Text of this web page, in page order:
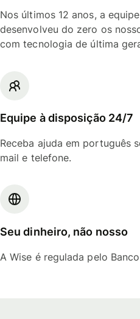
Nos últimos 12 anos, a
desenvolveu do zero os
com tecnologia de última
Equipe à disposição 24/7
Receba ajuda em português
mail e telefone.
Seu dinheiro, não nosso
A Wise é regulada pelo